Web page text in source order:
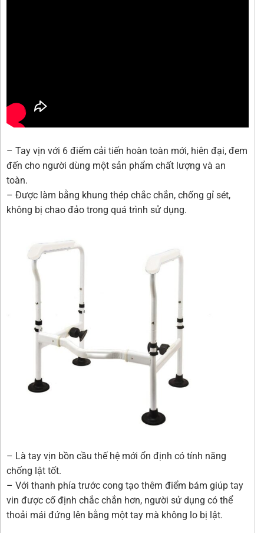
– Tay vịn với 6 điểm cải tiến hoàn toàn mới, hiên đại, đem
đến cho người dùng một sản phẩm chất lượng và an
toàn.
– Được làm bằng khung thép chắc chắn, chống gỉ sét,
không bị chao đảo trong quá trình sử dụng.
– Là tay vịn bồn cầu thế hệ mới ổn định có tính năng
chống lật tốt.
– Với thanh phía trước cong tạo thêm điểm bám giúp tay
vin được cố định chắc chắn hơn, người sử dụng có thể
thoải mái đứng lên bằng một tay mà không lo bị lật.